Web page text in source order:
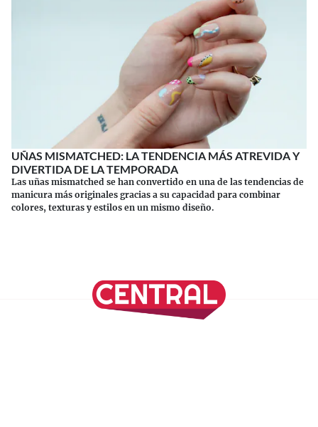
UÑAS MISMATCHED: LA TENDENCIA MÁS ATREVIDA Y
DIVERTIDA DE LA TEMPORADA
Las uñas mismatched se han convertido en una de las tendencias de
manicura más originales gracias a su capacidad para combinar
colores, texturas y estilos en un mismo diseño.